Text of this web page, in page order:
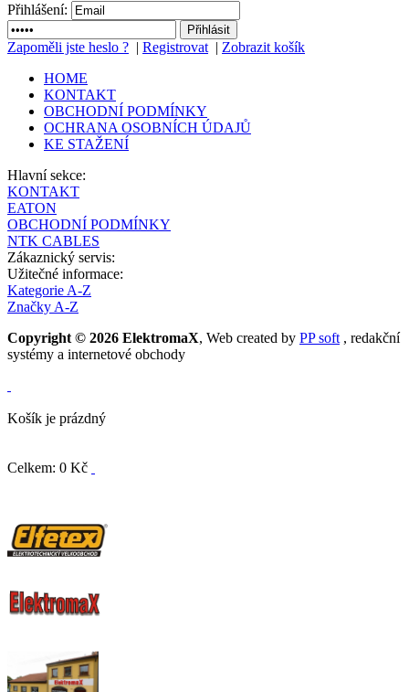
Přihlášení:
Zapoměli jste heslo ? | Registrovat | Zobrazit košík
HOME
KONTAKT
OBCHODNÍ PODMÍNKY
OCHRANA OSOBNÍCH ÚDAJŮ
KE STAŽENÍ
Hlavní sekce:
KONTAKT
EATON
OBCHODNÍ PODMÍNKY
NTK CABLES
Zákaznický servis:
Užitečné informace:
Kategorie A-Z
Značky A-Z
Copyright © 2026 ElektromaX, Web created by PP soft , redakční
systémy a internetové obchody
Košík je prázdný
Celkem: 0 Kč